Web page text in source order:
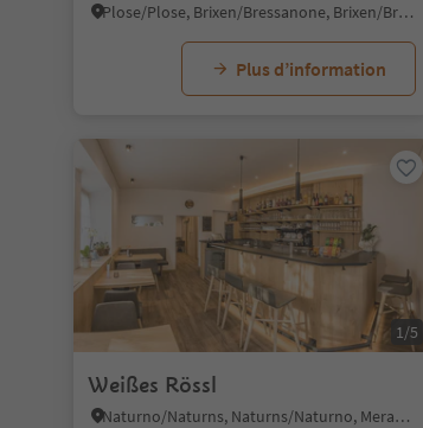
Plose/Plose, Brixen/Bressanone, Brixen/Bressanone and environs
Plus d’information
1/5
Weißes Rössl
Naturno/Naturns, Naturns/Naturno, Meran/Merano and environs